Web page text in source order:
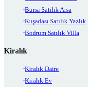
Bursa Satılık Arsa
Kuşadası Satılık Yazlık
Bodrum Satılık Villa
Kiralık
Kiralık Daire
Kiralık Ev